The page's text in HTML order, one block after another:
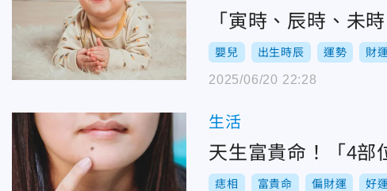
「寅時、辰時、未
嬰兒 出生時辰 運勢 財運
2025/06/20 22:28
生活
天生富貴命！「4
痣相 富貴命 偏財運 好運